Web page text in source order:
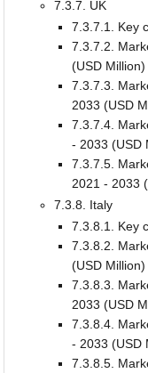
7.3.7. UK
7.3.7.1. Key
7.3.7.2.
(USD Million)
7.3.7.3.
2033 (USD
7.3.7.4.
- 2033 (USD
7.3.7.5.
2021 - 2033
7.3.8. Italy
7.3.8.1. Key
7.3.8.2.
(USD Million)
7.3.8.3.
2033 (USD
7.3.8.4.
- 2033 (USD
7.3.8.5.